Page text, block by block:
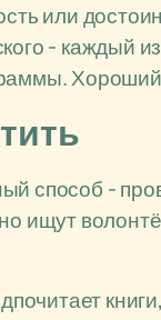
или
- каждый
Хороший
способ -
ищут